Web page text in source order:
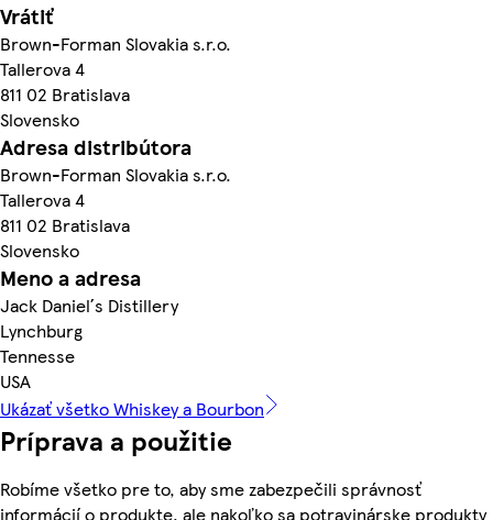
Vrátiť
Brown-Forman Slovakia s.r.o.
Tallerova 4
811 02 Bratislava
Slovensko
Adresa distribútora
Brown-Forman Slovakia s.r.o.
Tallerova 4
811 02 Bratislava
Slovensko
Meno a adresa
Jack Daniel´s Distillery
Lynchburg
Tennesse
USA
Ukázať všetko Whiskey a Bourbon
Príprava a použitie
Robíme všetko pre to, aby sme zabezpečili správnosť
informácií o produkte, ale nakoľko sa potravinárske produkty